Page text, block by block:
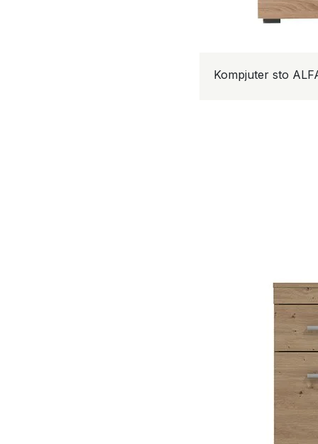
Kompjuter sto